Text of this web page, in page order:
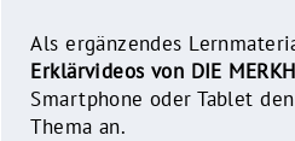
Als ergänzendes
Erklärvideos von DIE
Smartphone oder Tablet
Thema an.